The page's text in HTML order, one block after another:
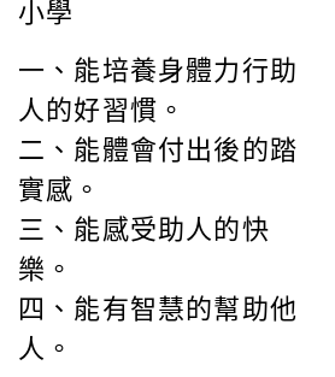
小學
一、 能培養身體力行助
人的好習慣。
二、能體會付出後的踏
實感。
三、能感受助人的快
樂。
四、能有智慧的幫助他
人。